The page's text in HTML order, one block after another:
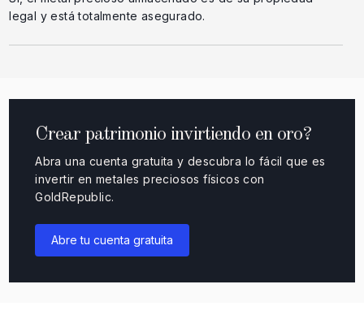
legal y está totalmente asegurado.
Crear patrimonio invirtiendo en oro?
Abra una cuenta gratuita y descubra lo fácil que es
invertir en metales preciosos físicos con
GoldRepublic.
Abre tu cuenta gratuita